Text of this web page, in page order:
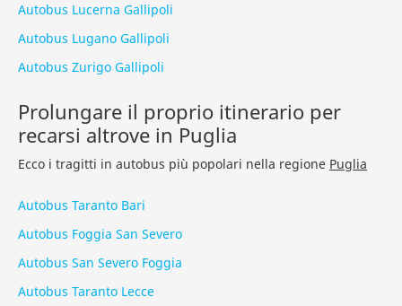
Autobus Lucerna Gallipoli
Autobus Lugano Gallipoli
Autobus Zurigo Gallipoli
Prolungare il proprio itinerario per
recarsi altrove in Puglia
Ecco i tragitti in autobus più popolari nella regione Puglia
Autobus Taranto Bari
Autobus Foggia San Severo
Autobus San Severo Foggia
Autobus Taranto Lecce